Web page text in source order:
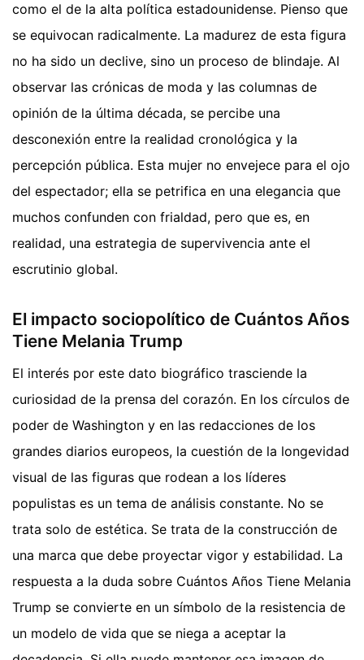
como el de la alta política estadounidense. Pienso que
se equivocan radicalmente. La madurez de esta figura
no ha sido un declive, sino un proceso de blindaje. Al
observar las crónicas de moda y las columnas de
opinión de la última década, se percibe una
desconexión entre la realidad cronológica y la
percepción pública. Esta mujer no envejece para el ojo
del espectador; ella se petrifica en una elegancia que
muchos confunden con frialdad, pero que es, en
realidad, una estrategia de supervivencia ante el
escrutinio global.
El impacto sociopolítico de Cuántos Años
Tiene Melania Trump
El interés por este dato biográfico trasciende la
curiosidad de la prensa del corazón. En los círculos de
poder de Washington y en las redacciones de los
grandes diarios europeos, la cuestión de la longevidad
visual de las figuras que rodean a los líderes
populistas es un tema de análisis constante. No se
trata solo de estética. Se trata de la construcción de
una marca que debe proyectar vigor y estabilidad. La
respuesta a la duda sobre Cuántos Años Tiene Melania
Trump se convierte en un símbolo de la resistencia de
un modelo de vida que se niega a aceptar la